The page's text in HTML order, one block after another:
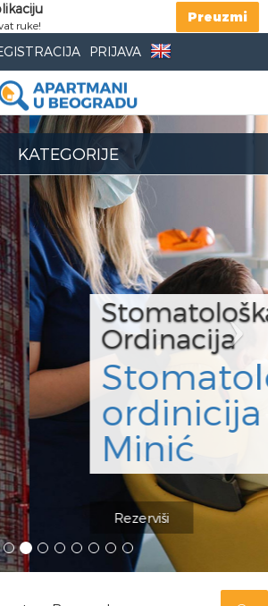
ruke!
Preuzmi
PRIJAVA
Dr
KATEGORIJE